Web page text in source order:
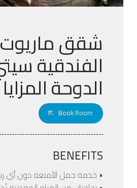
شقق ماريوت
الفندقية
الدوحة المزايا
Book Room
BENEFITS
• خدمة حمل الأمتعة دون أي